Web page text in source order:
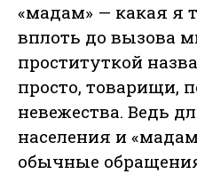
«мадам» — какая я
вплоть до вызова
проституткой
просто, товарищи,
невежества. Ведь
населения и
обычные